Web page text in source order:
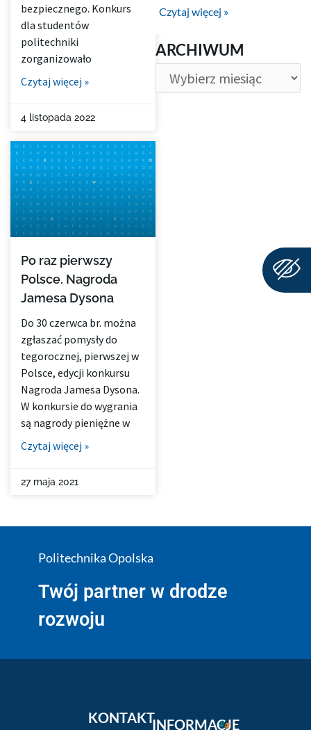
bezpiecznego. Konkurs
dla studentów
politechniki
zorganizowało
Czytaj więcej »
4 listopada 2022
Po raz pierwszy
Polsce. Nagroda
Jamesa Dysona
Do 30 czerwca br. można
zgłaszać pomysły do
tegorocznej, pierwszej w
Polsce, edycji konkursu
Nagroda Jamesa Dysona.
W konkursie do wygrania
są nagrody pieniężne w
Czytaj więcej »
27 maja 2021
Czytaj więcej »
ARCHIWUM
ARCHIWUM
Politechnika Opolska
Twój partner w drodze
rozwoju
KONTAKTINFORMACJE